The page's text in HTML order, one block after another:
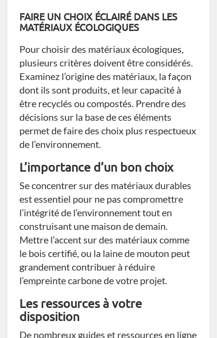
FAIRE UN CHOIX ÉCLAIRÉ DANS LES
MATÉRIAUX ÉCOLOGIQUES
Pour choisir des matériaux écologiques,
plusieurs critères doivent être considérés.
Examinez l’origine des matériaux, la façon
dont ils sont produits, et leur capacité à
être recyclés ou compostés. Prendre des
décisions sur la base de ces éléments
permet de faire des choix plus respectueux
de l’environnement.
L’importance d’un bon choix
Se concentrer sur des matériaux durables
est essentiel pour ne pas compromettre
l’intégrité de l’environnement tout en
construisant une maison de demain.
Mettre l’accent sur des matériaux comme
le bois certifié, ou la laine de mouton peut
grandement contribuer à réduire
l’empreinte carbone de votre projet.
Les ressources à votre
disposition
De nombreux guides et ressources en ligne